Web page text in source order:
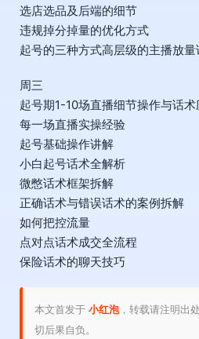
选店选品及后端的细节
违规掉分掉量的优化方式
起号的三种方式高层级的主播放量
周三
起号期1-10场直播细节操作与话术
每一场直播实操经验
起号基础操作讲解
小白起号话术全解析
微憋话术框架拆解
正确话术与错误话术的案例拆解
如何把控流量
点对点话术成交全流程
保险话术的聊天技巧
本文首发于 小红泡，转载请注明出
切后果自负。